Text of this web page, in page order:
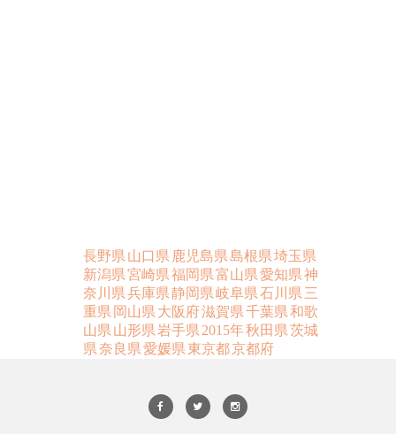
長野県 山口県 鹿児島県島根県埼玉県
新潟県宮崎県福岡県富山県愛知県神
奈川県兵庫県静岡県岐阜県石川県 三
重県 岡山県 大阪府滋賀県千葉県和歌
山県 山形県岩手県 2015年秋田県茨城
県奈良県愛媛県東京都京都府